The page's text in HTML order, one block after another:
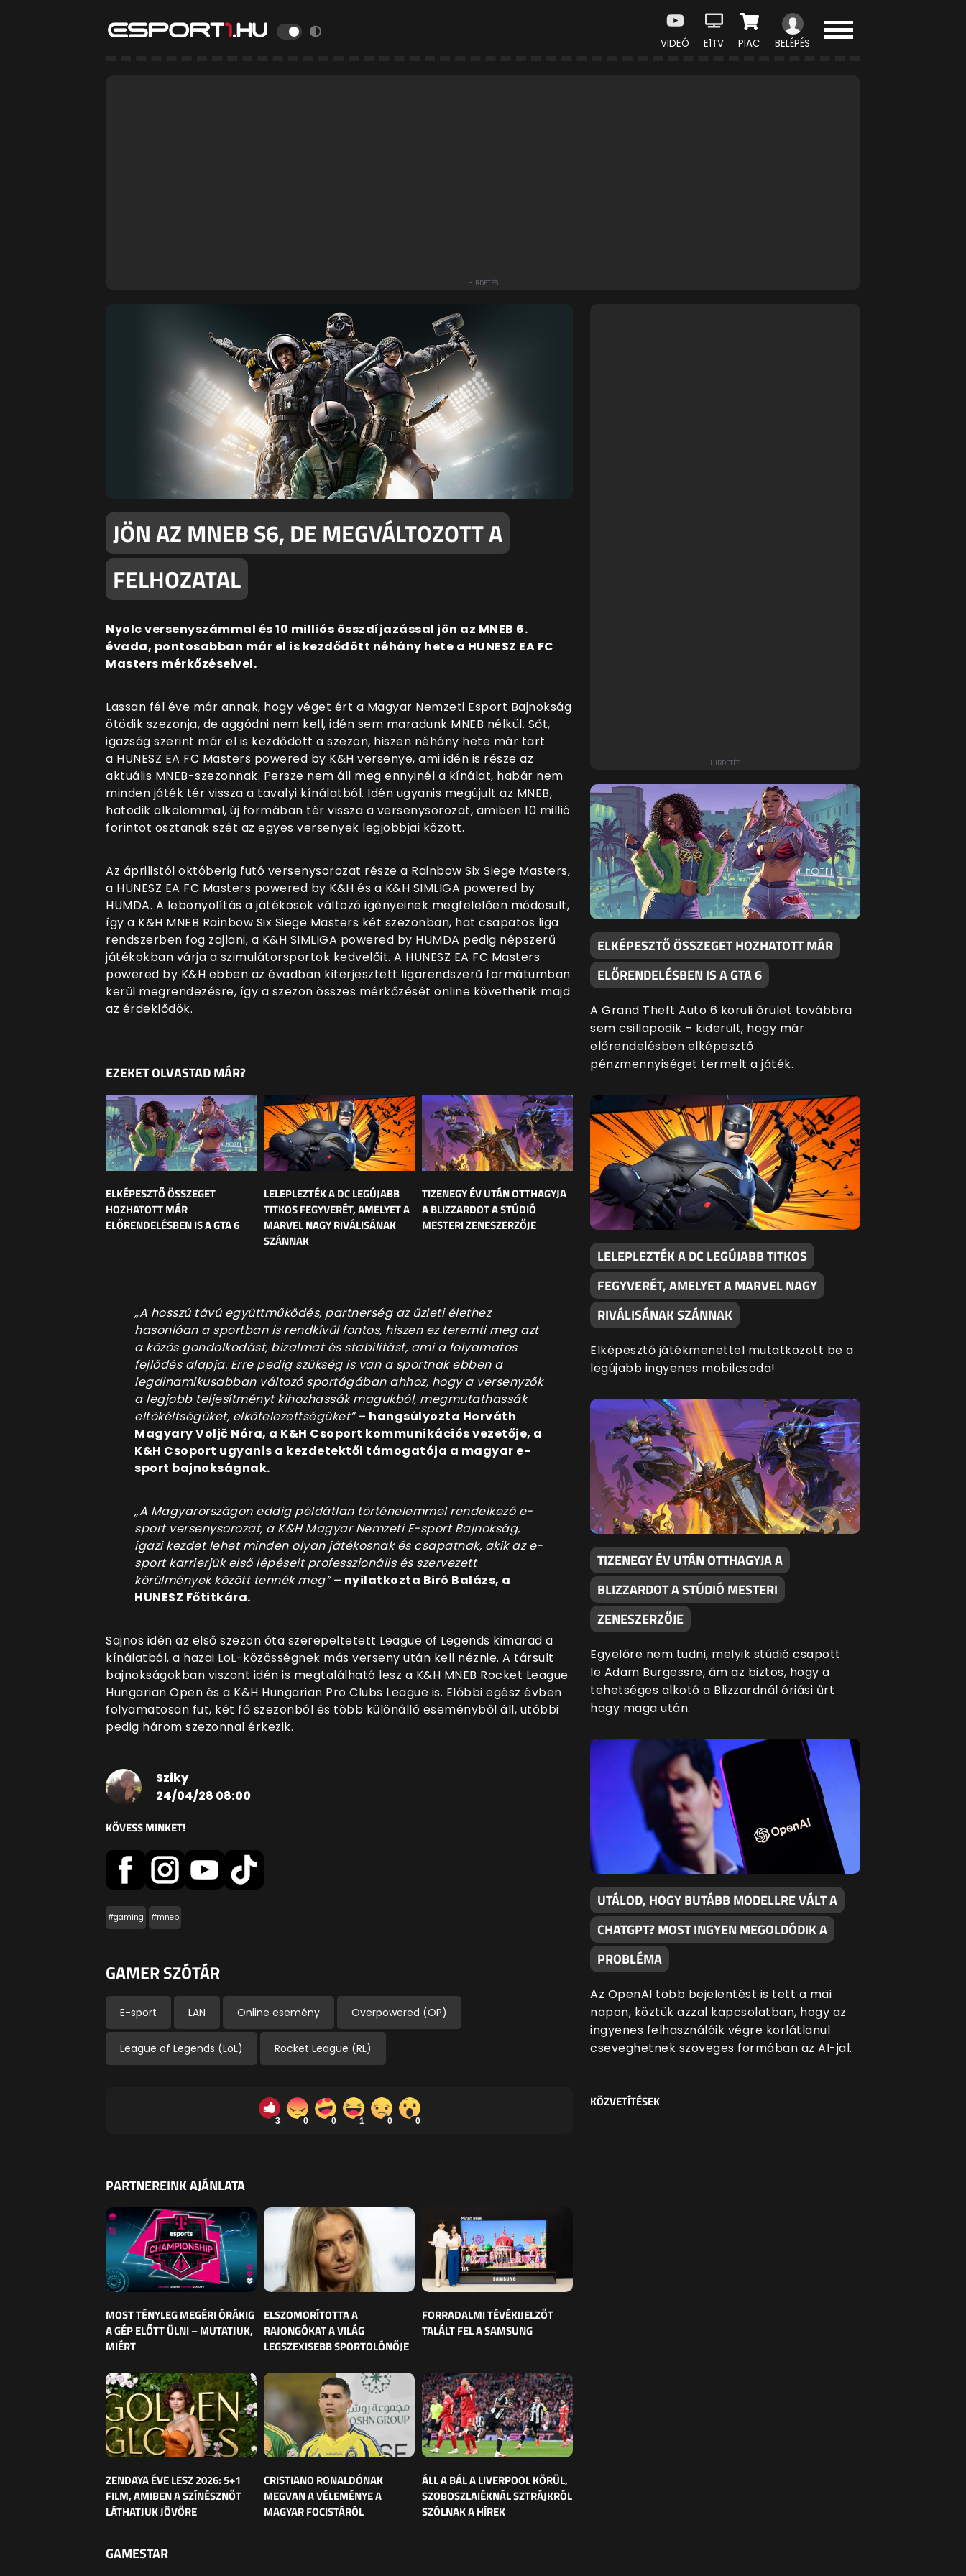
VIDEÓ E1TV PIAC BELÉPÉS
JÖN AZ MNEB S6, DE MEGVÁLTOZOTT A
FELHOZATAL
Nyolc versenyszámmal és 10 milliós összdíjazással jön az MNEB 6.
évada, pontosabban már el is kezdődött néhány hete a HUNESZ EA FC
Masters mérkőzéseivel.
Lassan fél éve már annak, hogy véget ért a Magyar Nemzeti Esport Bajnokság
ötödik szezonja, de aggódni nem kell, idén sem maradunk MNEB nélkül. Sőt,
igazság szerint már el is kezdődött a szezon, hiszen néhány hete már tart
a HUNESZ EA FC Masters powered by K&H versenye, ami idén is része az
aktuális MNEB-szezonnak. Persze nem áll meg ennyinél a kínálat, habár nem
minden játék tér vissza a tavalyi kínálatból. Idén ugyanis megújult az MNEB,
hatodik alkalommal, új formában tér vissza a versenysorozat, amiben 10 millió
forintot osztanak szét az egyes versenyek legjobbjai között.
Az áprilistól októberig futó versenysorozat része a Rainbow Six Siege Masters,
a HUNESZ EA FC Masters powered by K&H és a K&H SIMLIGA powered by
HUMDA. A lebonyolítás a játékosok változó igényeinek megfelelően módosult,
így a K&H MNEB Rainbow Six Siege Masters két szezonban, hat csapatos liga
rendszerben fog zajlani, a K&H SIMLIGA powered by HUMDA pedig népszerű
játékokban várja a szimulátorsportok kedvelőit. A HUNESZ EA FC Masters
powered by K&H ebben az évadban kiterjesztett ligarendszerű formátumban
kerül megrendezésre, így a szezon összes mérkőzését online követhetik majd
az érdeklődök.
EZEKET OLVASTAD MÁR?
ELKÉPESZTŐ ÖSSZEGET
HOZHATOTT MÁR
ELŐRENDELÉSBEN IS A GTA 6
LELEPLEZTÉK A DC LEGÚJABB
TITKOS FEGYVERÉT, AMELYET A
MARVEL NAGY RIVÁLISÁNAK
SZÁNNAK
TIZENEGY ÉV UTÁN OTTHAGYJA
A BLIZZARDOT A STÚDIÓ
MESTERI ZENESZERZŐJE
„A hosszú távú együttműködés, partnerség az üzleti élethez
hasonlóan a sportban is rendkívül fontos, hiszen ez teremti meg azt
a közös gondolkodást, bizalmat és stabilitást, ami a folyamatos
fejlődés alapja. Erre pedig szükség is van a sportnak ebben a
legdinamikusabban változó sportágában ahhoz, hogy a versenyzők
a legjobb teljesítményt kihozhassák magukból, megmutathassák
eltökéltségüket, elkötelezettségüket” – hangsúlyozta Horváth
Magyary Voljč Nóra, a K&H Csoport kommunikációs vezetője, a
K&H Csoport ugyanis a kezdetektől támogatója a magyar e-
sport bajnokságnak.
„A Magyarországon eddig példátlan történelemmel rendelkező e-
sport versenysorozat, a K&H Magyar Nemzeti E-sport Bajnokság,
igazi kezdet lehet minden olyan játékosnak és csapatnak, akik az e-
sport karrierjük első lépéseit professzionális és szervezett
körülmények között tennék meg” – nyilatkozta Biró Balázs, a
HUNESZ Főtitkára.
Sajnos idén az első szezon óta szerepeltetett League of Legends kimarad a
kínálatból, a hazai LoL-közösségnek más verseny után kell néznie. A társult
bajnokságokban viszont idén is megtalálható lesz a K&H MNEB Rocket League
Hungarian Open és a K&H Hungarian Pro Clubs League is. Előbbi egész évben
folyamatosan fut, két fő szezonból és több különálló eseményből áll, utóbbi
pedig három szezonnal érkezik.
Sziky
24/04/28 08:00
KÖVESS MINKET!
#gaming #mneb
GAMER SZÓTÁR
E-sport LAN Online esemény Overpowered (OP)
League of Legends (LoL) Rocket League (RL)
3 0 0 1 0 0
PARTNEREINK AJÁNLATA
MOST TÉNYLEG MEGÉRI ÓRÁKIG
A GÉP ELŐTT ÜLNI – MUTATJUK,
MIÉRT
ELSZOMORÍTOTTA A
RAJONGÓKAT A VILÁG
LEGSZEXISEBB SPORTOLÓNŐJE
FORRADALMI TÉVÉKIJELZŐT
TALÁLT FEL A SAMSUNG
ZENDAYA ÉVE LESZ 2026: 5+1
FILM, AMIBEN A SZÍNÉSZNŐT
LÁTHATJUK JÖVŐRE
CRISTIANO RONALDÓNAK
MEGVAN A VÉLEMÉNYE A
MAGYAR FOCISTÁRÓL
ÁLL A BÁL A LIVERPOOL KÖRÜL,
SZOBOSZLAIÉKNÁL SZTRÁJKRÓL
SZÓLNAK A HÍREK
GAMESTAR
ELKÉPESZTŐ ÖSSZEGET HOZHATOTT MÁR
ELŐRENDELÉSBEN IS A GTA 6
A Grand Theft Auto 6 körüli őrület továbbra
sem csillapodik – kiderült, hogy már
előrendelésben elképesztő
pénzmennyiséget termelt a játék.
LELEPLEZTÉK A DC LEGÚJABB TITKOS
FEGYVERÉT, AMELYET A MARVEL NAGY
RIVÁLISÁNAK SZÁNNAK
Elképesztő játékmenettel mutatkozott be a
legújabb ingyenes mobilcsoda!
TIZENEGY ÉV UTÁN OTTHAGYJA A
BLIZZARDOT A STÚDIÓ MESTERI
ZENESZERZŐJE
Egyelőre nem tudni, melyik stúdió csapott
le Adam Burgessre, ám az biztos, hogy a
tehetséges alkotó a Blizzardnál óriási űrt
hagy maga után.
UTÁLOD, HOGY BUTÁBB MODELLRE VÁLT A
CHATGPT? MOST INGYEN MEGOLDÓDIK A
PROBLÉMA
Az OpenAI több bejelentést is tett a mai
napon, köztük azzal kapcsolatban, hogy az
ingyenes felhasználóik végre korlátlanul
cseveghetnek szöveges formában az AI-jal.
KÖZVETÍTÉSEK